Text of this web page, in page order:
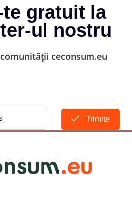
gratuit la
ul nostru
ceconsum.eu
Trimite